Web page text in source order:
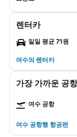
렌터카
일일 평균 71원
여수​의 렌터카
가장 가까운 공항
여수 공항
여수 공항행 항공편